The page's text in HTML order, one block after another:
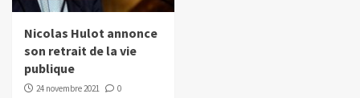
Nicolas Hulot annonce
son retrait de la vie
publique
24 novembre 2021 0